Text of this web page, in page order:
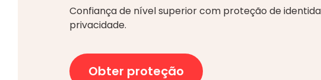
Confiança de nível superior com proteção de
privacidade.
Obter proteção